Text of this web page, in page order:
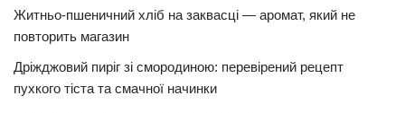
Житньо-пшеничний хліб на заквасці — аромат, який не
повторить магазин
Дріжджовий пиріг зі смородиною: перевірений рецепт
пухкого тіста та смачної начинки